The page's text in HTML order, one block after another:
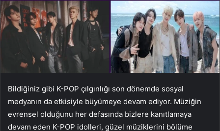
Bildiğiniz gibi K-POP çılgınlığı son dönemde sosyal
medyanın da etkisiyle büyümeye devam ediyor. Müziğin
evrensel olduğunu her defasında bizlere kanıtlamaya
devam eden K-POP idolleri, güzel müziklerini bölüme